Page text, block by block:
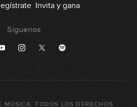
Invita y gana
Síguenos
MÚSICA. TODOS LOS DERECHOS